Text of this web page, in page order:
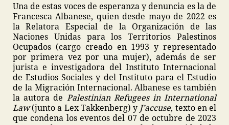
Una de estas voces de esperanza y denuncia es la de
Francesca Albanese, quien desde mayo de 2022 es
la Relatora Especial de la Organización de las
Naciones Unidas para los Territorios Palestinos
Ocupados (cargo creado en 1993 y representado
por primera vez por una mujer), además de ser
jurista e investigadora del Instituto Internacional
de Estudios Sociales y del Instituto para el Estudio
de la Migración Internacional. Albanese es también
la autora de Palestinian Refugees in International
Law(junto a Lex Takkenberg) y J’accuse, texto en el
que condena los eventos del 07 de octubre de 2023